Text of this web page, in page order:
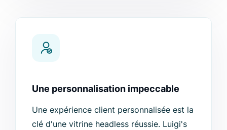
Une personnalisation impeccable
Une expérience client personnalisée est la
clé d'une vitrine headless réussie. Luigi's